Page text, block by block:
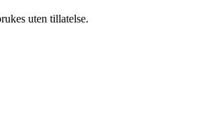
uten tillatelse.